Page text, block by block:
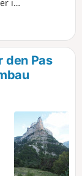
in
den Pas